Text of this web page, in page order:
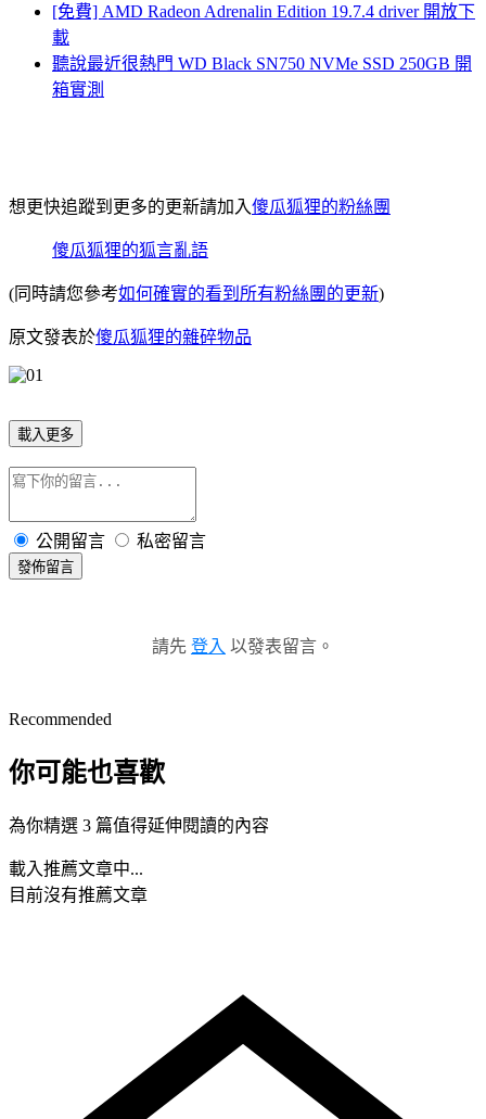
[免費] AMD Radeon Adrenalin Edition 19.7.4 driver 開放下
載
聽說最近很熱門 WD Black SN750 NVMe SSD 250GB 開
箱實測
想更快追蹤到更多的更新請加入傻瓜狐狸的粉絲團
傻瓜狐狸的狐言亂語
(同時請您參考如何確實的看到所有粉絲團的更新)
原文發表於傻瓜狐狸的雜碎物品
載入更多
公開留言 私密留言
發佈留言
請先 登入 以發表留言。
Recommended
你可能也喜歡
為你精選 3 篇值得延伸閱讀的內容
載入推薦文章中...
目前沒有推薦文章